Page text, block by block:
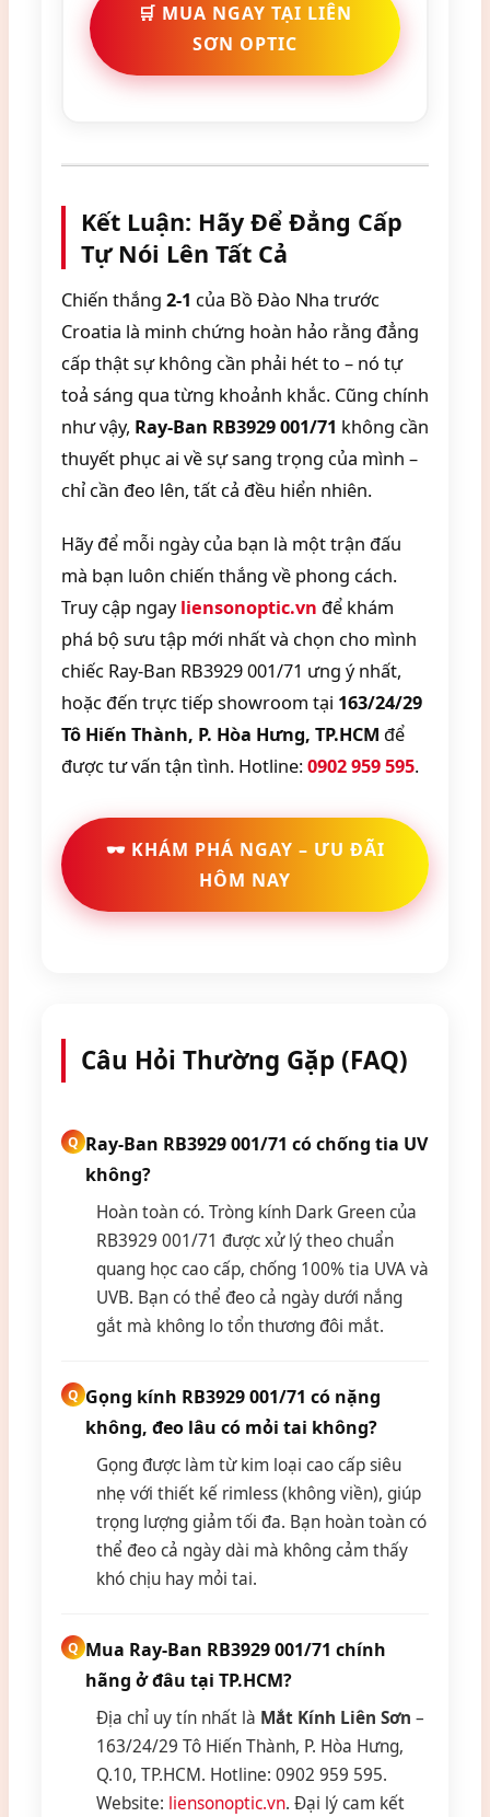
🛒 MUA NGAY TẠI LIÊN
SƠN OPTIC
Kết Luận: Hãy Để Đẳng Cấp
Tự Nói Lên Tất Cả
Chiến thắng 2-1 của Bồ Đào Nha trước
Croatia là minh chứng hoàn hảo rằng đẳng
cấp thật sự không cần phải hét to – nó tự
toả sáng qua từng khoảnh khắc. Cũng chính
như vậy, Ray-Ban RB3929 001/71 không cần
thuyết phục ai về sự sang trọng của mình –
chỉ cần đeo lên, tất cả đều hiển nhiên.
Hãy để mỗi ngày của bạn là một trận đấu
mà bạn luôn chiến thắng về phong cách.
Truy cập ngayliensonoptic.vn để khám
phá bộ sưu tập mới nhất và chọn cho mình
chiếc Ray-Ban RB3929 001/71 ưng ý nhất,
hoặc đến trực tiếp showroom tại 163/24/29
Tô Hiến Thành, P. Hòa Hưng, TP.HCM để
được tư vấn tận tình. Hotline:0902 959 595.
🕶️ KHÁM PHÁ NGAY – ƯU ĐÃI
HÔM NAY
Câu Hỏi Thường Gặp (FAQ)
Ray-Ban RB3929 001/71 có chống tia UV
không?
Hoàn toàn có. Tròng kính Dark Green của
RB3929 001/71 được xử lý theo chuẩn
quang học cao cấp, chống 100% tia UVA và
UVB. Bạn có thể đeo cả ngày dưới nắng
gắt mà không lo tổn thương đôi mắt.
Gọng kính RB3929 001/71 có nặng
không, đeo lâu có mỏi tai không?
Gọng được làm từ kim loại cao cấp siêu
nhẹ với thiết kế rimless (không viền), giúp
trọng lượng giảm tối đa. Bạn hoàn toàn có
thể đeo cả ngày dài mà không cảm thấy
khó chịu hay mỏi tai.
Mua Ray-Ban RB3929 001/71 chính
hãng ở đâu tại TP.HCM?
Địa chỉ uy tín nhất là Mắt Kính Liên Sơn –
163/24/29 Tô Hiến Thành, P. Hòa Hưng,
Q.10, TP.HCM. Hotline: 0902 959 595.
Website: liensonoptic.vn. Đại lý cam kết